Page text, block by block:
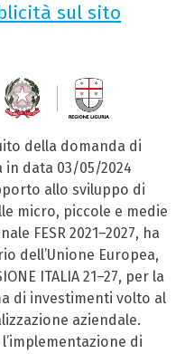
sul sito
della domanda di
data 03/05/2024
allo sviluppo di
micro, piccole e medie
FESR 2021–2027, ha
dell’Unione Europea,
ITALIA 21–27, per la
di investimenti volto al
aziendale.
di